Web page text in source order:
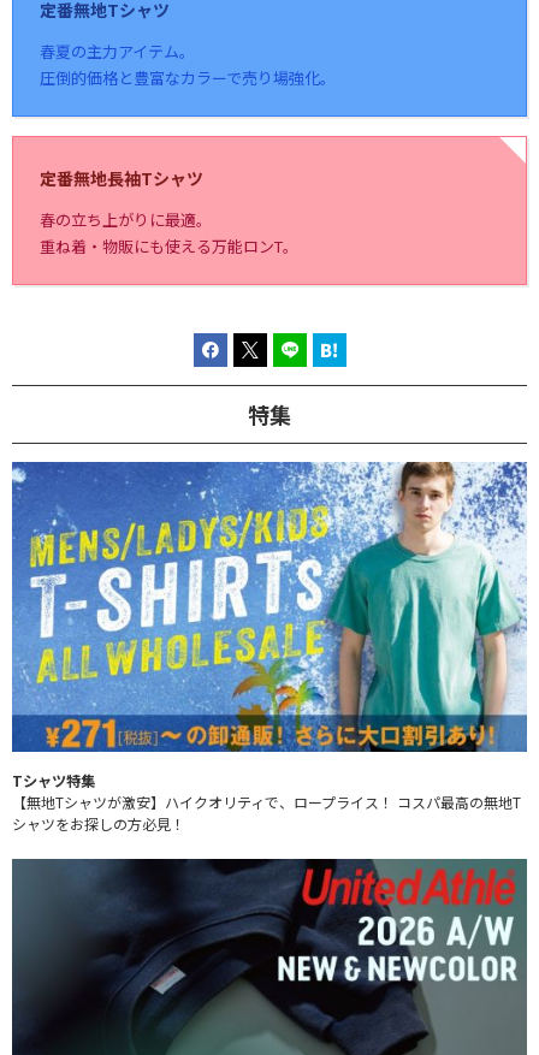
定番無地Tシャツ
春夏の主力アイテム。
圧倒的価格と豊富なカラーで売り場強化。
定番無地長袖Tシャツ
春の立ち上がりに最適。
重ね着・物販にも使える万能ロンT。
特集
Tシャツ特集
【無地Tシャツが激安】ハイクオリティで、ロープライス！ コスパ最高の無地T
シャツをお探しの方必見！